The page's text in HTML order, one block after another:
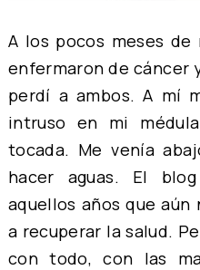
A los pocos meses de
enfermaron de cáncer
perdí a ambos. A mí
intruso en mi
tocada. Me venía
hacer aguas. El
aquellos años que
a recuperar la salud.
con todo, con las